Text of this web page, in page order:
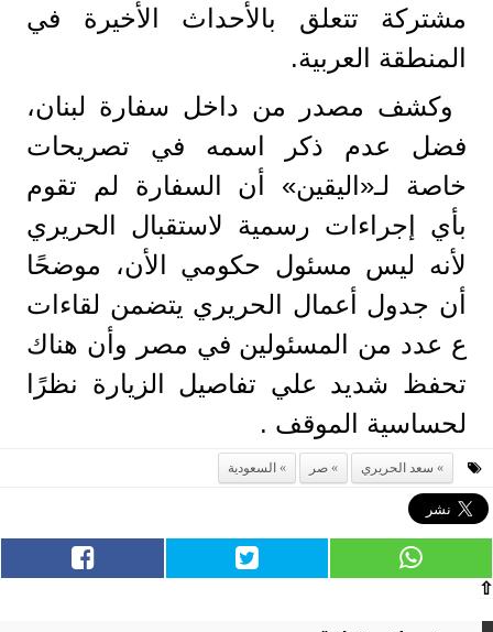
مشتركة تتعلق بالأحداث الأخيرة في
المنطقة العربية.
وكشف مصدر من داخل سفارة لبنان،
فضل عدم ذكر اسمه في تصريحات
خاصة لـ«اليقين» أن السفارة لم تقوم
بأي إجراءات رسمية لاستقبال الحريري
لأنه ليس مسئول حكومي الأن، موضحًا
أن جدول أعمال الحريري يتضمن لقاءات
ع عدد من المسئولين في مصر وأن هناك
تحفظ شديد علي تفاصيل الزيارة نظرًا
لحساسية الموقف .
سعد الحريري صر السعودية
⇧